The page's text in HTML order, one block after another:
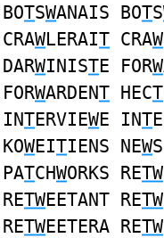
BOTSWANAIS BOTS
CRAWLERAIT CRAW
DARWINISTE FORW
FORWARDENT HECT
INTERVIEWE INT
KOWEITIENS NEW
PATCHWORKS RETW
RETWEETANT RETW
RETWEETERA RETW